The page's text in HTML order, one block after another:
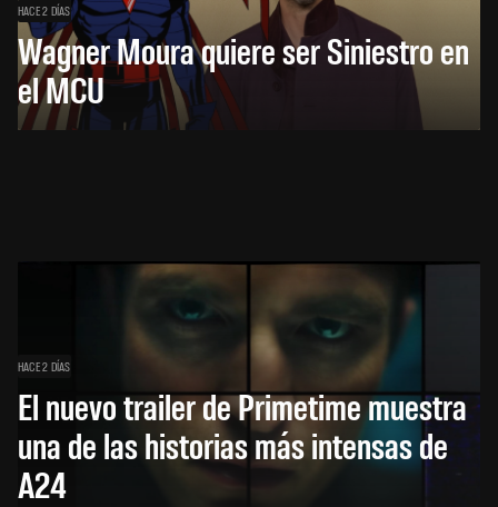
HACE 2 DÍAS
Wagner Moura quiere ser Siniestro en
el MCU
HACE 2 DÍAS
El nuevo trailer de Primetime muestra
una de las historias más intensas de
A24